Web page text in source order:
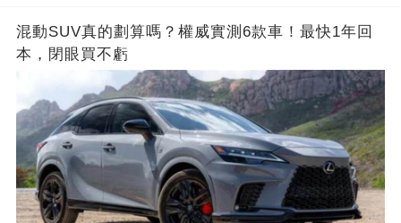
混動SUV真的劃算嗎？權威實測6款車！最快1年回
本，閉眼買不虧